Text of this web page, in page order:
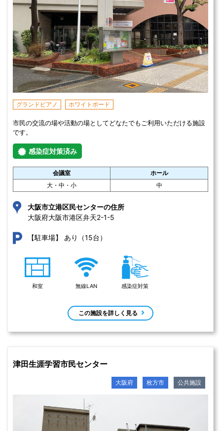
グランドピアノ ホワイトボード
市民の交流の場や活動の場としてどなたでもご利用いただける施設
です。
感染症対策済み
会議室
ホール
大・中・小
中
大阪市立港区民センターの住所
大阪府大阪市港区弁天2-1-5
【駐車場】 あり（15台）
和室 無線LAN 感染症対策
この施設を詳しく見る
津田生涯学習市民センター
大阪府 枚方市 公共施設